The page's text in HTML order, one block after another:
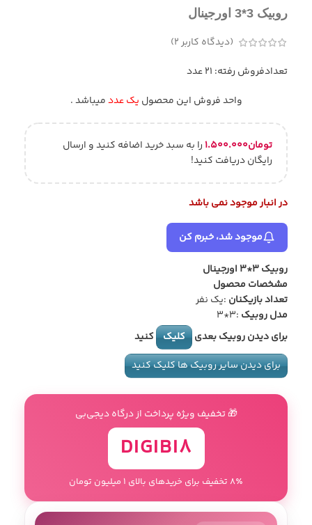
روبیک 3*3 اورجینال
(دیدگاه کاربر2
)
تعدادفروش رفته: 21 عدد
واحد فروش این محصول یک عددمیباشد .
تومان۱.۵۰۰.۰۰۰ را به سبد خرید اضافه کنید و ارسال
رایگان دریافت کنید!
در انبار موجود نمی باشد
موجود شد، خبرم کن
روبیک 3*3 اورجینال
مشخصات محصول
تعداد بازیکنان :یک نفر
مدل روبیک :3*3
برای دیدن روبیک بعدی
کلیک کنید
برای دیدن سایر روبیک ها کلیک کنید
🎁 تخفیف ویژه پرداخت از درگاه دیجی‌بی
DIGIBI8
8٪ تخفیف برای خریدهای بالای 1 میلیون تومان